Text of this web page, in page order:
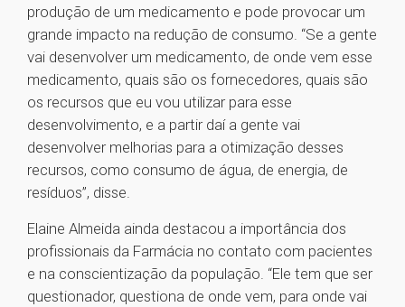
produção de um medicamento e pode provocar um
grande impacto na redução de consumo. “Se a gente
vai desenvolver um medicamento, de onde vem esse
medicamento, quais são os fornecedores, quais são
os recursos que eu vou utilizar para esse
desenvolvimento, e a partir daí a gente vai
desenvolver melhorias para a otimização desses
recursos, como consumo de água, de energia, de
resíduos”, disse.
Elaine Almeida ainda destacou a importância dos
profissionais da Farmácia no contato com pacientes
e na conscientização da população. “Ele tem que ser
questionador, questiona de onde vem, para onde vai